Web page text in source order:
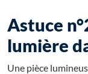
Astuce
lumière
Une pièce